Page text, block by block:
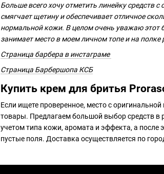
Больше всего хочу отметить линейку средств
смягчает щетину и обеспечивает отличное
нормальной кожи. В целом очень уважаю этот
занимает место в моем личном топе и на
Страница барбера в инстаграме
Страница Барбершопа КСБ
Купить крем для бритья
Если ищете проверенное, место с
товары. Предлагаем большой выбор средств в
учетом типа кожи, аромата и эффекта, а после
пустые поля. Доставка осуществляется по